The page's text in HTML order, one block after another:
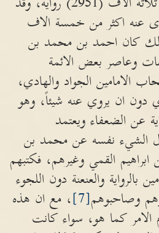
عنه اكثر من خمسة الاف
كان احمد بن محمد بن
وعاصر بعض الائمة
الامامين الجواد والهادي،
ان يروي عنه شيئاً، وهو
عن الضعفاء ويعتمد
الشيء نفسه عن محمد بن
القمي وغيرهم، فكتبهم
بالرواية والعنعنة دون اللجوء
وصاحبوهم[7]
، مع ان هذه
كما هو، سواء كانت